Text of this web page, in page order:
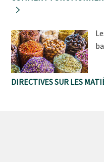
DIRECTIVES SUR LES